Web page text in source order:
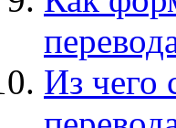
Из чего